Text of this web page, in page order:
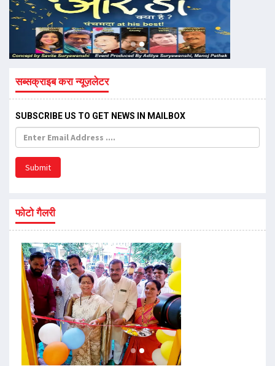
सब्सक्राइब करा न्यूज़लेटर
SUBSCRIBE US TO GET NEWS IN MAILBOX
Submit
फोटो गैलरी